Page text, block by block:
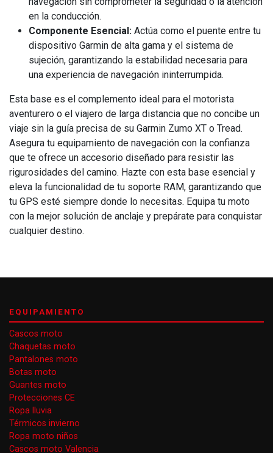
en la conducción.
Componente Esencial: Actúa como el puente entre tu
dispositivo Garmin de alta gama y el sistema de
sujeción, garantizando la estabilidad necesaria para
una experiencia de navegación ininterrumpida.
Esta base es el complemento ideal para el motorista
aventurero o el viajero de larga distancia que no concibe un
viaje sin la guía precisa de su Garmin Zumo XT o Tread.
Asegura tu equipamiento de navegación con la confianza
que te ofrece un accesorio diseñado para resistir las
rigurosidades del camino. Hazte con esta base esencial y
eleva la funcionalidad de tu soporte RAM, garantizando que
tu GPS esté siempre donde lo necesitas. Equipa tu moto
con la mejor solución de anclaje y prepárate para conquistar
cualquier destino.
EQUIPAMIENTO
Cascos moto
Chaquetas moto
Pantalones moto
Botas moto
Guantes moto
Protecciones CE
Ropa lluvia
Térmicos invierno
Ropa moto niños
Cascos moto Valencia